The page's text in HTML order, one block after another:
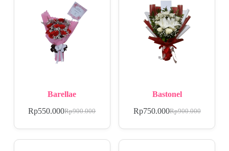
Barellae
Rp900.000
Rp550.000
Bastonel
Rp900.000
Rp750.000